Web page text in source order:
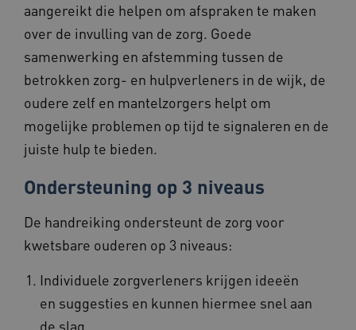
aangereikt die helpen om afspraken te maken
over de invulling van de zorg. Goede
samenwerking en afstemming tussen de
betrokken zorg- en hulpverleners in de wijk, de
oudere zelf en mantelzorgers helpt om
mogelijke problemen op tijd te signaleren en de
juiste hulp te bieden.
Ondersteuning op 3 niveaus
De handreiking ondersteunt de zorg voor
kwetsbare ouderen op 3 niveaus:
Individuele zorgverleners krijgen ideeën
en suggesties en kunnen hiermee snel aan
de slag.
vilans.blueconic.net
__Secure-ROLLOUT_TOKEN .youtube.com
5
weken
x-ms-routing-name
Google Privacy Policy